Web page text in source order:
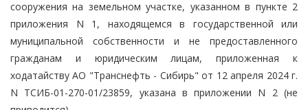
сооружения на земельном участке, указанном в пункте 2
приложения N 1, находящемся в государственной или
муниципальной собственности и не предоставленного
гражданам и юридическим лицам, приложенная к
ходатайству АО "Транснефть - Сибирь" от 12 апреля 2024 г.
N ТСИБ-01-270-01/23859, указана в приложении N 2 (не